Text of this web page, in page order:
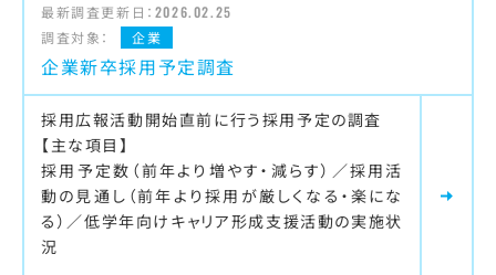
最新調査更新日： 2026.02.25
調査対象：
企業
企業新卒採用予定調査
採用広報活動開始直前に行う採用予定の調査
【主な項目】
採用予定数（前年より増やす・減らす）／採用活
動の見通し（前年より採用が厳しくなる・楽にな
る）／低学年向けキャリア形成支援活動の実施状
況